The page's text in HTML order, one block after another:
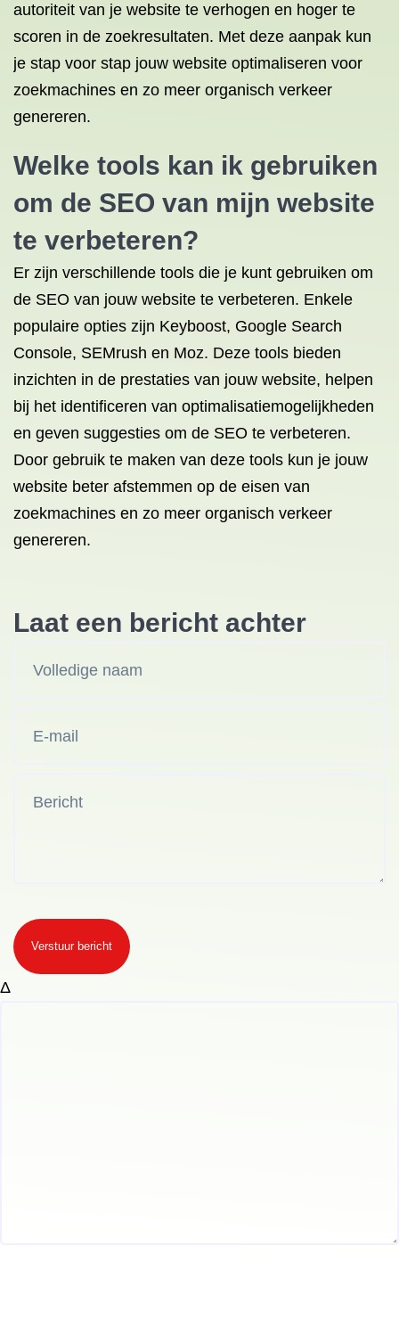
autoriteit van je website te verhogen en hoger te
scoren in de zoekresultaten. Met deze aanpak kun
je stap voor stap jouw website optimaliseren voor
zoekmachines en zo meer organisch verkeer
genereren.
Welke tools kan ik gebruiken
om de SEO van mijn website
te verbeteren?
Er zijn verschillende tools die je kunt gebruiken om
de SEO van jouw website te verbeteren. Enkele
populaire opties zijn Keyboost, Google Search
Console, SEMrush en Moz. Deze tools bieden
inzichten in de prestaties van jouw website, helpen
bij het identificeren van optimalisatiemogelijkheden
en geven suggesties om de SEO te verbeteren.
Door gebruik te maken van deze tools kun je jouw
website beter afstemmen op de eisen van
zoekmachines en zo meer organisch verkeer
genereren.
Laat een bericht achter
Verstuur bericht
Δ